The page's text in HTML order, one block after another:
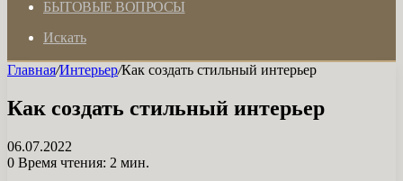
БЫТОВЫЕ ВОПРОСЫ
Искать
Главная/Интерьер/Как создать стильный интерьер
Как создать стильный интерьер
06.07.2022
0 Время чтения: 2 мин.